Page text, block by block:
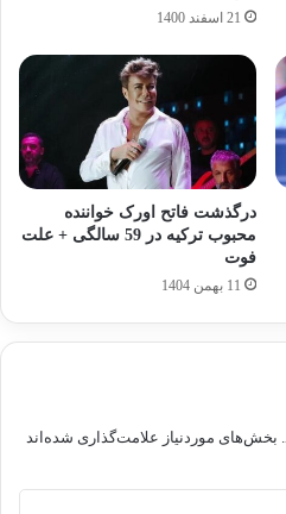
21 اسفند 1400
درگذشت فاتح اورک خواننده
محبوب ترکیه در 59 سالگی + علت
فوت
11 بهمن 1404
بخش‌های موردنیاز علامت‌گذاری شده‌اند